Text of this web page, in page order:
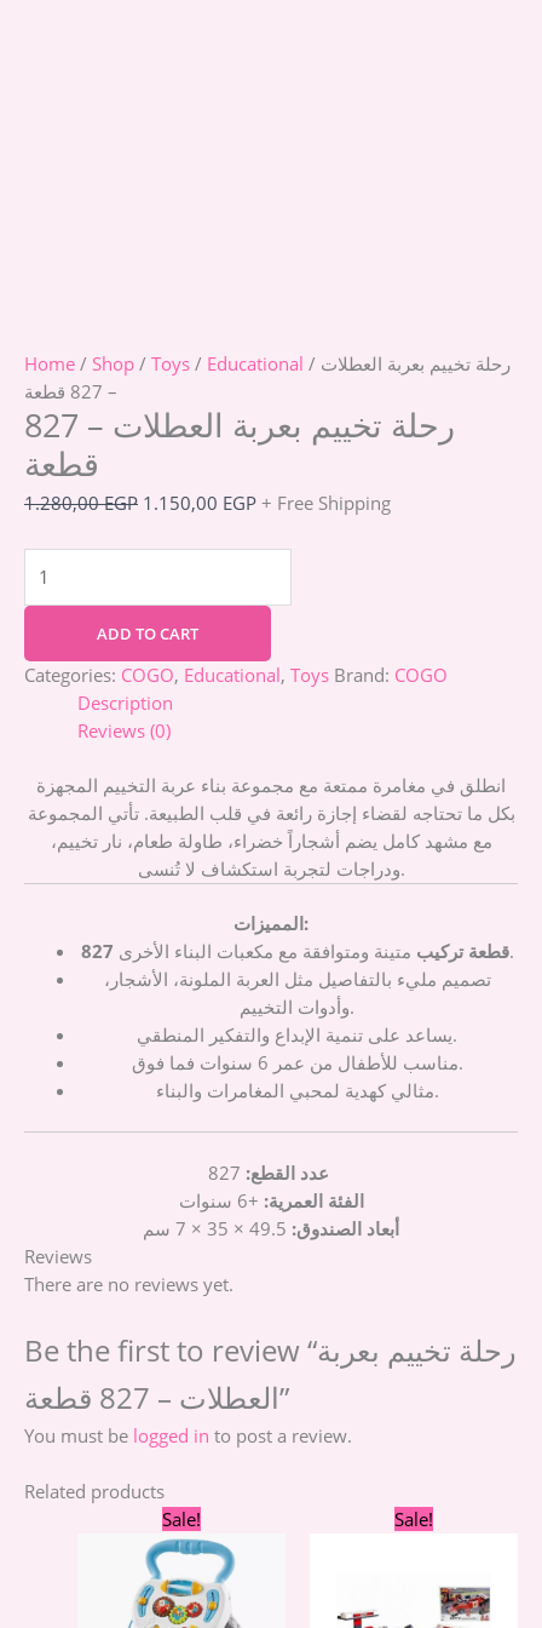
Home / Shop / Toys / Educational / رحلة تخييم بعربة العطلات
– 827 قطعة
رحلة تخييم بعربة العطلات – 827
قطعة
1.280,00EGP 1.150,00 EGP + Free Shipping
ADD TO CART
Categories: COGO, Educational, Toys Brand: COGO
Description
Reviews (0)
انطلق في مغامرة ممتعة مع مجموعة بناء عربة التخييم المجهزة
بكل ما تحتاجه لقضاء إجازة رائعة في قلب الطبيعة. تأتي المجموعة
مع مشهد كامل يضم أشجاراً خضراء، طاولة طعام، نار تخييم،
ودراجات لتجربة استكشاف لا تُنسى.
المميزات:
827 قطعة تركيبمتينة ومتوافقة مع مكعبات البناء الأخرى.
تصميم مليء بالتفاصيل مثل العربة الملونة، الأشجار،
وأدوات التخييم.
يساعد على تنمية الإبداع والتفكير المنطقي.
مناسب للأطفال من عمر 6 سنوات فما فوق.
مثالي كهدية لمحبي المغامرات والبناء.
عدد القطع:
الفئة العمرية: +6 سنوات
أبعاد الصندوق:
Reviews
There are no reviews yet.
Be the first to review “رحلة تخييم بعربة
العطلات – 827 قطعة”
You must be logged in to post a review.
Related products
Sale!Original
price
was:
1.890,00 EGP.
Sale!Original
price